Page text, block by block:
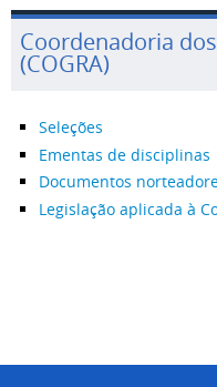
Coordenadoria
(COGRA)
Seleções
Ementas de disciplinas
Documentos
Legislação aplicada à